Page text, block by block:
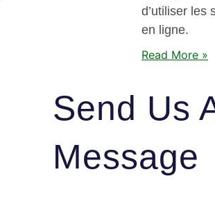
d’utiliser les
en ligne.
Read More »
Send Us
Message